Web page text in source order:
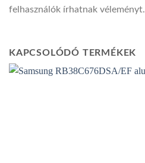
felhasználók írhatnak véleményt.
KAPCSOLÓDÓ TERMÉKEK